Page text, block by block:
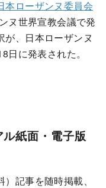
本ローザンヌ委員会
ヌ世界宣教会議で発
が、日本ローザンヌ
に発表された。
ル紙面・電子版
記事を随時掲載、